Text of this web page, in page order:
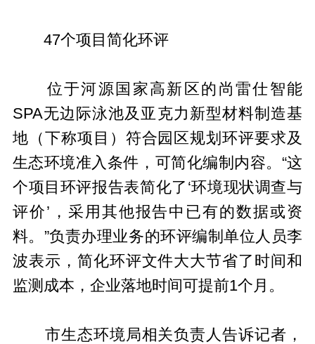
47个项目简化环评
位于河源国家高新区的尚雷仕智能
SPA无边际泳池及亚克力新型材料制造基
地（下称项目）符合园区规划环评要求及
生态环境准入条件，可简化编制内容。“这
个项目环评报告表简化了‘环境现状调查与
评价’，采用其他报告中已有的数据或资
料。”负责办理业务的环评编制单位人员李
波表示，简化环评文件大大节省了时间和
监测成本，企业落地时间可提前1个月。
市生态环境局相关负责人告诉记者，